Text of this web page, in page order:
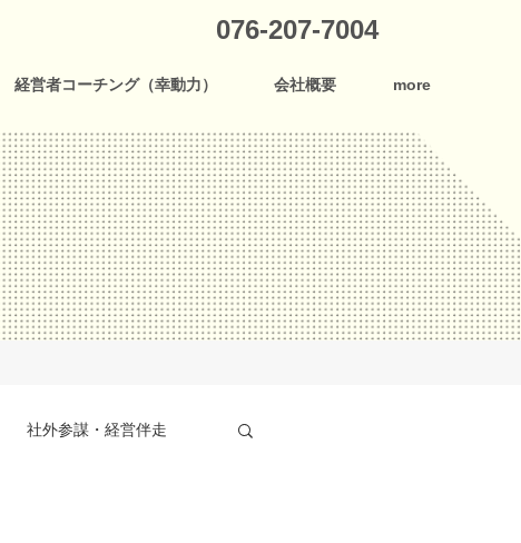
076-207-7004
経営者コーチング（幸動力） 会社概要 more
社外参謀・経営伴走